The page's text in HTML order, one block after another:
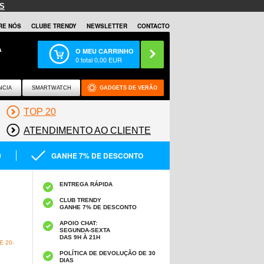
NÓS CLUBE TRENDY NEWSLETTER CONTACTO
O MEU CARRINHO
0total0,00 EUR
SMARTWATCH GADGETS DE VERÃO
TOP 20
ATENDIMENTO AO CLIENTE
GANHE 7% DE DESCONTO
20-
ENTREGA RÁPIDA
CLUB TRENDY
GANHE 7% DE DESCONTO
APOIO CHAT:
SEGUNDA-SEXTA
DAS 9H À 21H
POLÍTICA DE DEVOLUÇÃO DE 30
DIAS